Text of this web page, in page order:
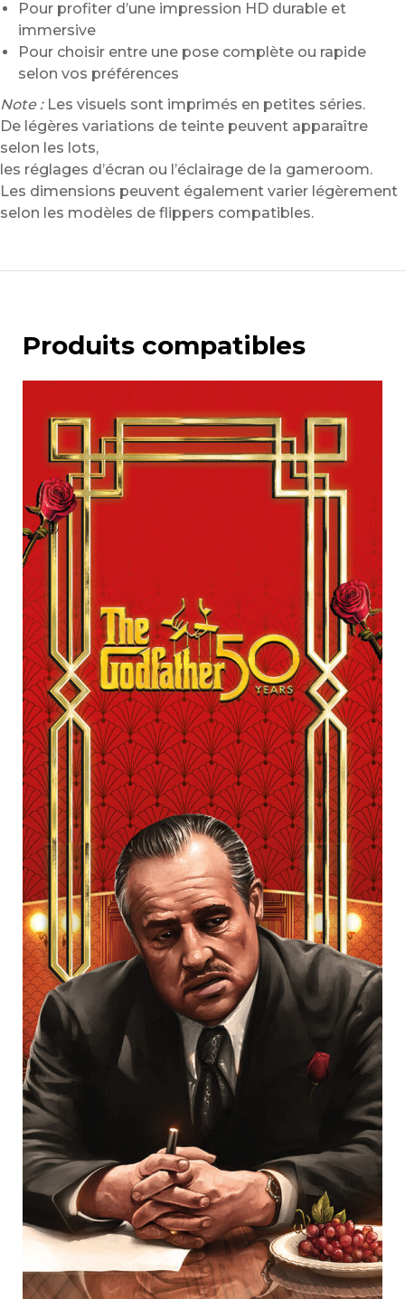
Pour profiter d’une impression HD durable et
immersive
Pour choisir entre une pose complète ou rapide
selon vos préférences
Note :Les visuels sont imprimés en petites séries.
De légères variations de teinte peuvent apparaître
selon les lots,
les réglages d’écran ou l’éclairage de la gameroom.
Les dimensions peuvent également varier légèrement
selon les modèles de flippers compatibles.
Produits compatibles